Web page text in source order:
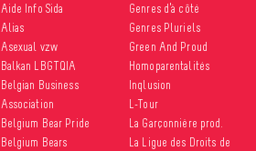
Aide Info Sida
Alias
Asexual vzw
Balkan LBGTQIA
Belgian Business
Association
Belgium Bear Pride
Belgium Bears
Genres d’à côté
Genres Pluriels
Green And Proud
Homoparentalités
Inqlusion
L-Tour
La Garçonnière prod.
La Ligue des Droits de